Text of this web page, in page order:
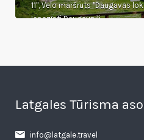
11", Velo maršruts "Daugavas
Iepazīsti Daugavpili
Latgales Tūrisma
info@latgale.travel